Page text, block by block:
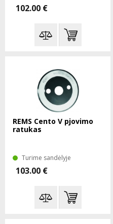
102.00 €
REMS Cento V pjovimo
ratukas
Turime sandėlyje
103.00 €